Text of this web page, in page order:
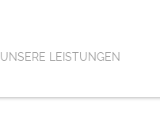
UNSERE LEISTUNGEN